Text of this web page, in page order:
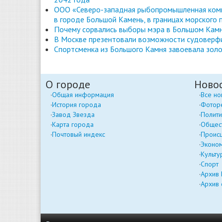
ООО «Северо-западная рыбопромышленная
в городе Большой Камень, в границах морского
Почему сорвались выборы мэра в Большом
В Москве презентовали возможности
Спортсменка из Большого Камня завоевала
О городе
Общая информация
История города
Завод Звезда
Карта города
Почтовый индекс
Все
Спорт
Архив
Архив